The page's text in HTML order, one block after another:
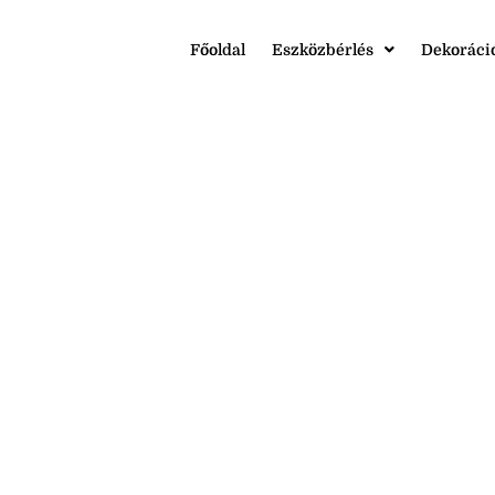
Főoldal Eszközbérlés